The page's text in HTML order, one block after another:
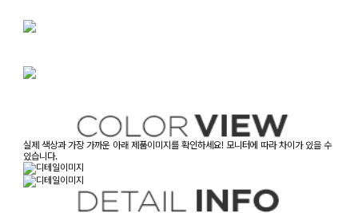
실제 색상과 가장 가까운 아래 제품이미지를 확인하세요! 모니터에 따라 차이가 있을 수
있습니다.